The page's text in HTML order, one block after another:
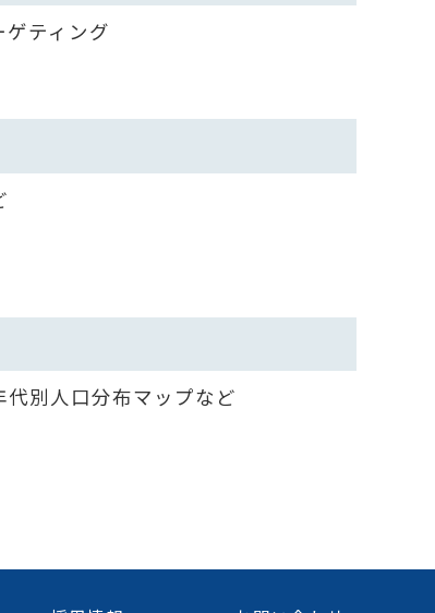
ティング
別人口分布マップなど